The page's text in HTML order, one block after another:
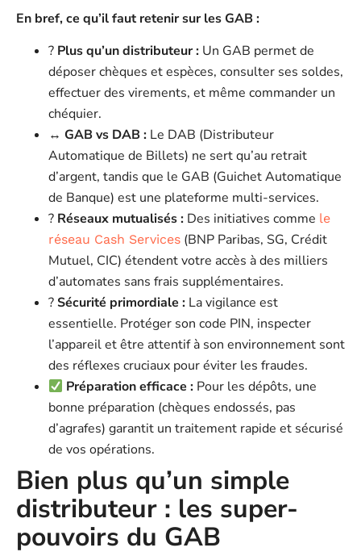
En bref, ce qu’il faut retenir sur les GAB :
? Plus qu’un distributeur : Un GAB permet de
déposer chèques et espèces, consulter ses soldes,
effectuer des virements, et même commander un
chéquier.
↔️ GAB vs DAB : Le DAB (Distributeur
Automatique de Billets) ne sert qu’au retrait
d’argent, tandis que le GAB (Guichet Automatique
de Banque) est une plateforme multi-services.
? Réseaux mutualisés : Des initiatives comme le
réseau Cash Services (BNP Paribas, SG, Crédit
Mutuel, CIC) étendent votre accès à des milliers
d’automates sans frais supplémentaires.
?Sécurité primordiale : La vigilance est
essentielle. Protéger son code PIN, inspecter
l’appareil et être attentif à son environnement sont
des réflexes cruciaux pour éviter les fraudes.
Préparation efficace : Pour les dépôts, une
bonne préparation (chèques endossés, pas
d’agrafes) garantit un traitement rapide et sécurisé
de vos opérations.
Bien plus qu’un simple
distributeur : les super-
pouvoirs du GAB